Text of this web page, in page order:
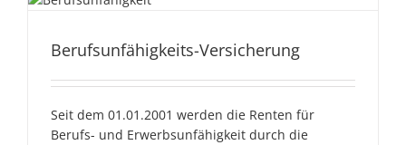
Versicherung
Berufsunfähigkeits-Versicherung
Seit dem 01.01.2001 werden die Renten für
Berufs- und Erwerbsunfähigkeit durch die